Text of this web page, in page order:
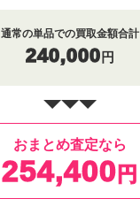
通常の単品での買取金額合計
240,000 円
おまとめ査定なら
254,400 円